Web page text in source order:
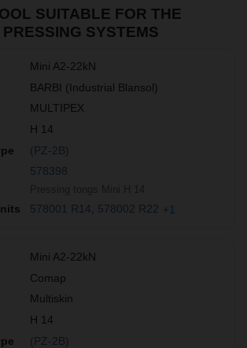
SUITABLE FOR THE
SYSTEMS
Mini A2-22kN
BARBI (Industrial Blansol)
MULTIPEX
H 14
(PZ-2B)
578398
578001 R14 578002 R22 +1
Mini A2-22kN
Comap
Multiskin
H 14
(PZ-2B)